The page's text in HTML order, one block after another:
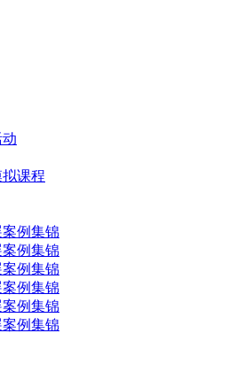
课程
案例集锦
案例集锦
案例集锦
案例集锦
案例集锦
案例集锦